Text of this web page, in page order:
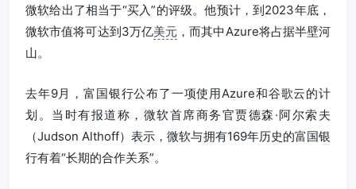
微软给出了相当于“买入”的评级。他预计，到2023年底，
微软市值将可达到3万亿美元 ，而其中Azure将占据半壁河
山。
去年9月，富国银行公布了一项使用Azure和谷歌云的计
划。当时有报道称，微软首席商务官贾德森·阿尔索夫
（Judson Althoff）表示，微软与拥有169年历史的富国银
行有着“长期的合作关系”。